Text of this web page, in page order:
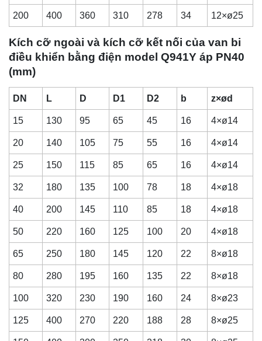
200 400 360 310 278 34 12×ø25
Kích cỡ ngoài và kích cỡ kết nối của van bi
điều khiển bằng điện model Q941Y áp PN40
(mm)
DN L D D1 D2 b z×ød
15 130 95 65 45 16 4×ø14
20 140 105 75 55 16 4×ø14
25 150 115 85 65 16 4×ø14
32 180 135 100 78 18 4×ø18
40 200 145 110 85 18 4×ø18
50 220 160 125 100 20 4×ø18
65 250 180 145 120 22 8×ø18
80 280 195 160 135 22 8×ø18
100 320 230 190 160 24 8×ø23
125 400 270 220 188 28 8×ø25